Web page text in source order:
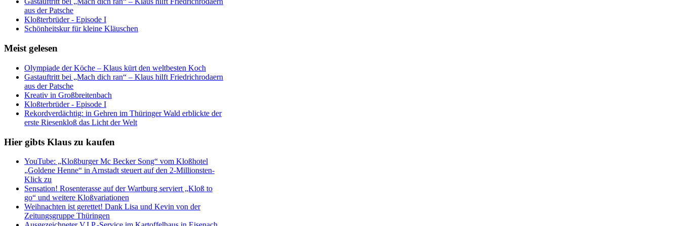
aus der Patsche
Kloßterbrüder - Episode I
Schönheitskur für kleine Kläuschen
Meist gelesen
Olympiade der Köche – Klaus kürt den weltbesten Koch
Gastauftritt bei „Mach dich ran“ – Klaus hilft Friedrichrodaern
aus der Patsche
Kreativ in Großbreitenbach
Kloßterbrüder - Episode I
Rekordverdächtig: in Gehren im Thüringer Wald erblickte der
erste Riesenkloß das Licht der Welt
Hier gibts Klaus zu kaufen
YouTube: „Kloßburger Mc Becker Song“ vom Kloßhotel
„Goldene Henne“ in Arnstadt steuert auf den 2-Millionsten-
Klick zu
Sensation! Rosenterasse auf der Wartburg serviert „Kloß to
go“ und weitere Kloßvariationen
Weihnachten ist gerettet! Dank Lisa und Kevin von der
Zeitungsgruppe Thüringen